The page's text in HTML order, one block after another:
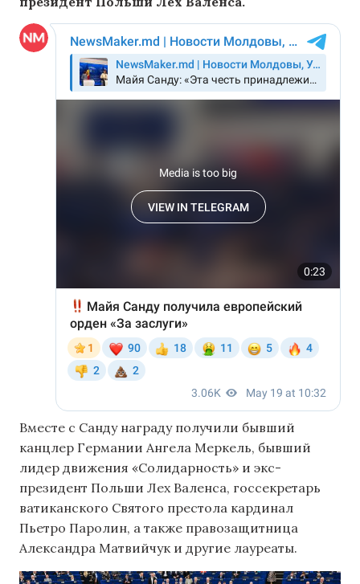
Вместе с Санду награду получили бывший
канцлер Германии Ангела Меркель, бывший
лидер движения «Солидарность» и экс-
президент Польши Лех Валенса, госсекретарь
ватиканского Святого престола кардинал
Пьетро Паролин, а также правозащитница
Александра Матвийчук и другие лауреаты.